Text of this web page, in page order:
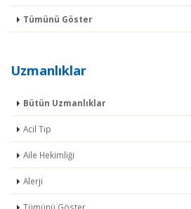
Tümünü Göster
Uzmanlıklar
Bütün Uzmanlıklar
Acil Tıp
Aile Hekimliği
Alerji